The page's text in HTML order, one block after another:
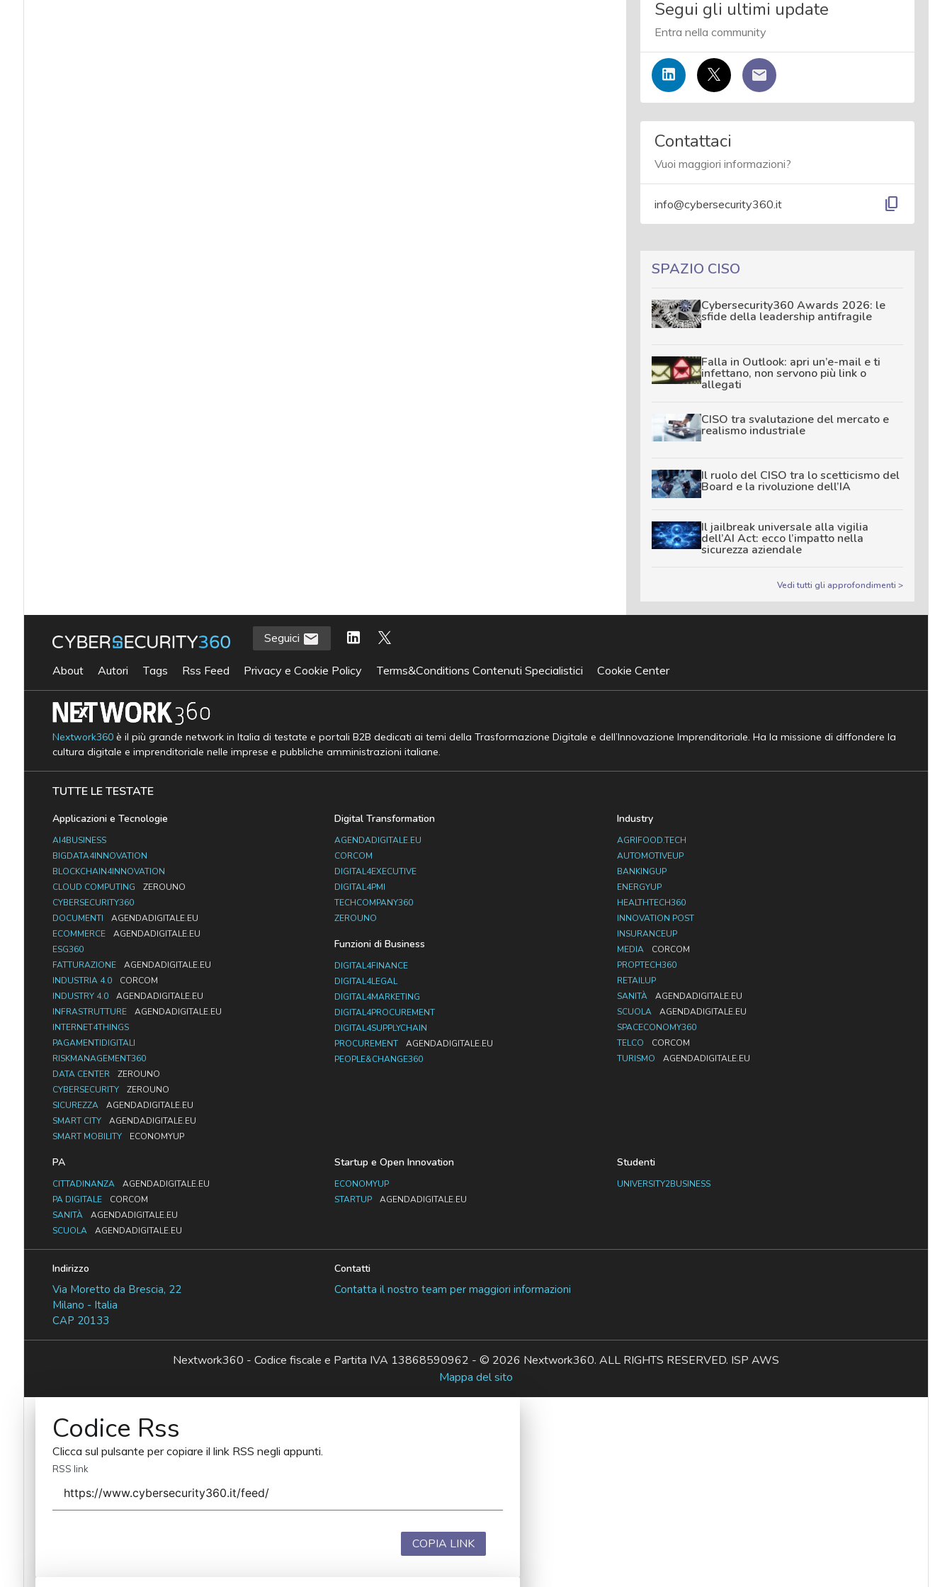
Segui gli ultimi update
Entra nella community
Contattaci
Vuoi maggiori informazioni?
info@cybersecurity360.it content_copy
SPAZIO CISO
Cybersecurity360 Awards 2026: le
sfide della leadership antifragile
Falla in Outlook: apri un’e-mail e ti
infettano, non servono più link o
allegati
CISO tra svalutazione del mercato e
realismo industriale
Il ruolo del CISO tra lo scetticismo del
Board e la rivoluzione dell’IA
Il jailbreak universale alla vigilia
dell’AI Act: ecco l’impatto nella
sicurezza aziendale
Vedi tutti gli approfondimenti >
Seguici
About Autori Tags Rss Feed Privacy e Cookie Policy Terms&Conditions Contenuti Specialistici Cookie Center
Nextwork360è il più grande network in Italia di testate e portali B2B dedicati ai temi della Trasformazione Digitale e dell’Innovazione Imprenditoriale. Ha la missione di diffondere la
cultura digitale e imprenditoriale nelle imprese e pubbliche amministrazioni italiane.
TUTTE LE TESTATE
Applicazioni e Tecnologie
AI4BUSINESS
BIGDATA4INNOVATION
BLOCKCHAIN4INNOVATION
CLOUD COMPUTING
ZEROUNO
CYBERSECURITY360
DOCUMENTI
AGENDADIGITALE.EU
ECOMMERCE
AGENDADIGITALE.EU
ESG360
FATTURAZIONE
AGENDADIGITALE.EU
INDUSTRIA 4.0
CORCOM
INDUSTRY 4.0
AGENDADIGITALE.EU
INFRASTRUTTURE
AGENDADIGITALE.EU
INTERNET4THINGS
PAGAMENTIDIGITALI
RISKMANAGEMENT360
DATA CENTER
ZEROUNO
CYBERSECURITY
ZEROUNO
SICUREZZA
AGENDADIGITALE.EU
SMART CITY
AGENDADIGITALE.EU
SMART MOBILITY
ECONOMYUP
Digital Transformation
AGENDADIGITALE.EU
CORCOM
DIGITAL4EXECUTIVE
DIGITAL4PMI
TECHCOMPANY360
ZEROUNO
Funzioni di Business
DIGITAL4FINANCE
DIGITAL4LEGAL
DIGITAL4MARKETING
DIGITAL4PROCUREMENT
DIGITAL4SUPPLYCHAIN
PROCUREMENT
AGENDADIGITALE.EU
PEOPLE&CHANGE360
Industry
AGRIFOOD.TECH
AUTOMOTIVEUP
BANKINGUP
ENERGYUP
HEALTHTECH360
INNOVATION POST
INSURANCEUP
MEDIA
CORCOM
PROPTECH360
RETAILUP
SANITÀ
AGENDADIGITALE.EU
SCUOLA
AGENDADIGITALE.EU
SPACECONOMY360
TELCO
CORCOM
TURISMO
AGENDADIGITALE.EU
PA
CITTADINANZA
AGENDADIGITALE.EU
PA DIGITALE
CORCOM
SANITÀ
AGENDADIGITALE.EU
SCUOLA
AGENDADIGITALE.EU
Startup e Open Innovation
ECONOMYUP
STARTUP
AGENDADIGITALE.EU
Studenti
UNIVERSITY2BUSINESS
Indirizzo
Via Moretto da Brescia, 22
Milano - Italia
CAP 20133
Contatti
Contatta il nostro team per maggiori informazioni
Nextwork360 - Codice fiscale e Partita IVA 13868590962 - © 2026 Nextwork360. ALL RIGHTS RESERVED. ISP AWS
Mappa del sito
Codice Rss
Clicca sul pulsante per copiare il link RSS negli appunti.
RSS link
COPIA LINK